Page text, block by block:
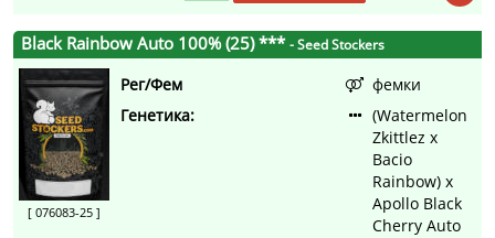
Black Rainbow Auto 100% (25) ***- Seed Stockers
[ 076083-25 ]
Рег/Фем
фемки
Генетика:
(Watermelon
Zkittlez x
Bacio
Rainbow) x
Apollo Black
Cherry Auto